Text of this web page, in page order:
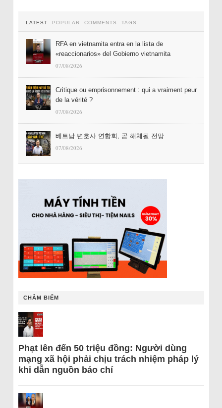
LATEST POPULAR COMMENTS TAGS
RFA en vietnamita entra en la lista de
«reaccionarios» del Gobierno vietnamita
07/08/2026
Critique ou emprisonnement : qui a vraiment peur
de la vérité ?
07/08/2026
베트남 변호사 연합회, 곧 해체될 전망
07/08/2026
CHÂM BIẾM
Phạt lên đến 50 triệu đồng: Người dùng
mạng xã hội phải chịu trách nhiệm pháp lý
khi dẫn nguồn báo chí